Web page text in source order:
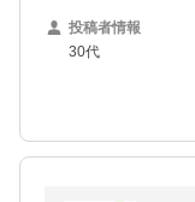
投稿者情報
30代